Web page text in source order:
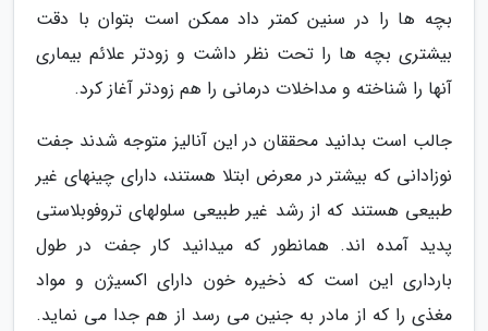
بچه ها را در سنین کمتر داد ممکن است بتوان با دقت
بیشتری بچه ها را تحت نظر داشت و زودتر علائم بیماری
آنها را شناخته و مداخلات درمانی را هم زودتر آغاز کرد.
جالب است بدانید محققان در این آنالیز متوجه شدند جفت
نوزادانی که بیشتر در معرض ابتلا هستند، دارای چینهای غیر
طبیعی هستند که از رشد غیر طبیعی سلولهای تروفوبلاستی
پدید آمده اند. همانطور که میدانید کار جفت در طول
بارداری این است که ذخیره خون دارای اکسیژن و مواد
مغذی را که از مادر به جنین می رسد از هم جدا می نماید.